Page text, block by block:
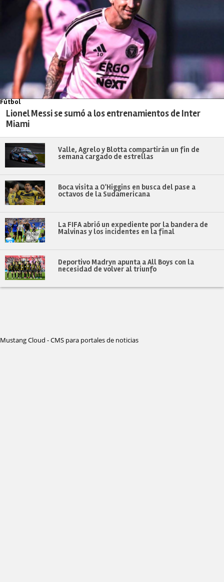
Fútbol
Lionel Messi se sumó a los entrenamientos de Inter
Miami
Valle, Agrelo y Blotta compartirán un fin de
semana cargado de estrellas
Boca visita a O'Higgins en busca del pase a
octavos de la Sudamericana
La FIFA abrió un expediente por la bandera de
Malvinas y los incidentes en la final
Deportivo Madryn apunta a All Boys con la
necesidad de volver al triunfo
Mustang Cloud - CMS para portales de noticias